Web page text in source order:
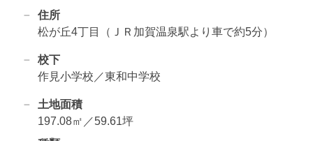
住所
松が丘4丁目（ＪＲ加賀温泉駅より車で約5分）
校下
作見小学校／東和中学校
土地面積
197.08㎡／59.61坪